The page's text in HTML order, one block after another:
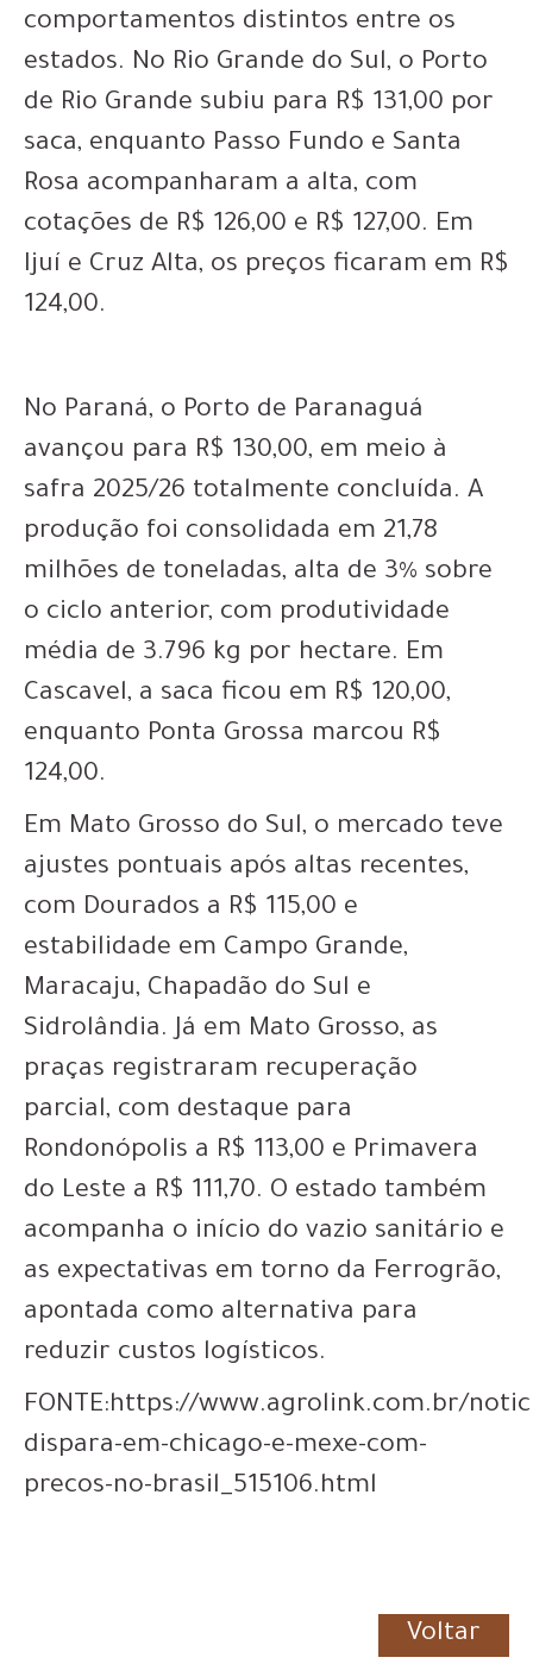
comportamentos distintos entre os
estados. No Rio Grande do Sul, o Porto
de Rio Grande subiu para R$ 131,00 por
saca, enquanto Passo Fundo e Santa
Rosa acompanharam a alta, com
cotações de R$ 126,00 e R$ 127,00. Em
Ijuí e Cruz Alta, os preços ficaram em R$
124,00.
No Paraná, o Porto de Paranaguá
avançou para R$ 130,00, em meio à
safra 2025/26 totalmente concluída. A
produção foi consolidada em 21,78
milhões de toneladas, alta de 3% sobre
o ciclo anterior, com produtividade
média de 3.796 kg por hectare. Em
Cascavel, a saca ficou em R$ 120,00,
enquanto Ponta Grossa marcou R$
124,00.
Em Mato Grosso do Sul, o mercado teve
ajustes pontuais após altas recentes,
com Dourados a R$ 115,00 e
estabilidade em Campo Grande,
Maracaju, Chapadão do Sul e
Sidrolândia. Já em Mato Grosso, as
praças registraram recuperação
parcial, com destaque para
Rondonópolis a R$ 113,00 e Primavera
do Leste a R$ 111,70. O estado também
acompanha o início do vazio sanitário e
as expectativas em torno da Ferrogrão,
apontada como alternativa para
reduzir custos logísticos.
FONTE:https://www.agrolink.com.br/
dispara-em-chicago-e-mexe-com-
precos-no-brasil_515106.html
Voltar